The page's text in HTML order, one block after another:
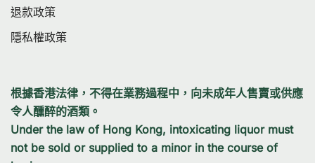
退款政策
隱私權政策
根據香港法律，不得在業務過程中，向未成年人售賣或供應
令人醺醉的酒類。
Under the law of Hong Kong, intoxicating liquor must
not be sold or supplied to a minor in the course of